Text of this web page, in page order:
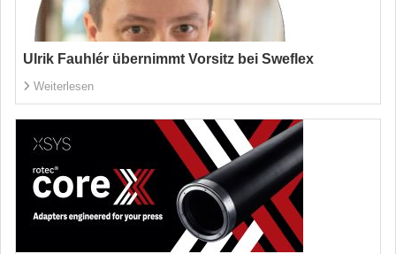
Ulrik Fauhlér übernimmt Vorsitz bei Sweflex
Weiterlesen